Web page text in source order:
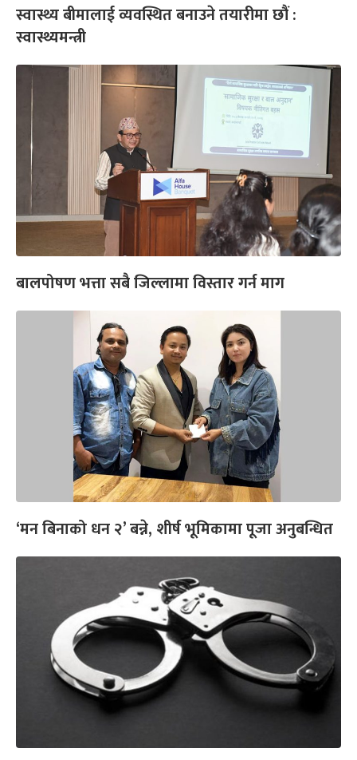
स्वास्थ्य बीमालाई व्यवस्थित बनाउने तयारीमा छौं :
स्वास्थ्यमन्त्री
बालपोषण भत्ता सबै जिल्लामा विस्तार गर्न माग
‘मन बिनाको धन २’ बन्ने, शीर्ष भूमिकामा पूजा अनुबन्धित